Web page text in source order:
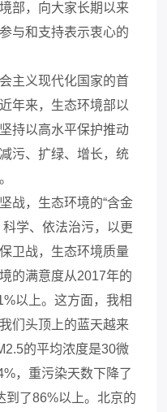
部，向大家长期以来
与和支持表示衷心的
义现代化国家的首
年来，生态环境部以
持以高水平保护推动
污、扩绿、增长，统
，生态环境的“含金
学、依法治污，以更
卫战，生态环境质量
的满意度从2017年的
以上。这方面，我相
们头顶上的蓝天越来
2.5的平均浓度是30微
，重污染天数下降了
到了86%以上。北京的